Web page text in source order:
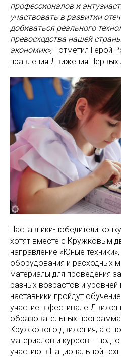
профессионалов и
участвовать в развитии
добиваться реального
превосходства нашей
экономик», - отметил Герой
правления Движения Первых
Наставники-победители
хотят вместе с Кружковым
направление «Юные
оборудования и расходных
материалы для проведения
разных возрастов и
наставники пройдут
участие в фестивале
образовательных
Кружкового движения, а с
материалов и курсов –
участию в Национальной